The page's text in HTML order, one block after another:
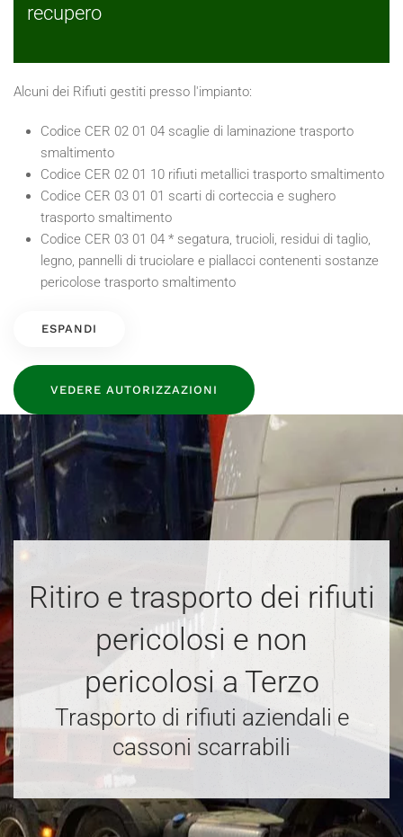
recupero
Alcuni dei Rifiuti gestiti presso l'impianto:
Codice CER 02 01 04 scaglie di laminazione trasporto
smaltimento
Codice CER 02 01 10 rifiuti metallici trasporto smaltimento
Codice CER 03 01 01 scarti di corteccia e sughero
trasporto smaltimento
Codice CER 03 01 04 * segatura, trucioli, residui di taglio,
legno, pannelli di truciolare e piallacci contenenti sostanze
pericolose trasporto smaltimento
ESPANDI
VEDERE AUTORIZZAZIONI
Ritiro e trasporto dei rifiuti
pericolosi e non
pericolosi a Terzo
Trasporto di rifiuti aziendali e
cassoni scarrabili